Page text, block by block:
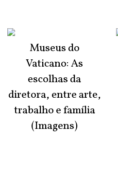
Museus do
Vaticano: As
escolhas da
diretora, entre arte,
trabalho e família
(Imagens)